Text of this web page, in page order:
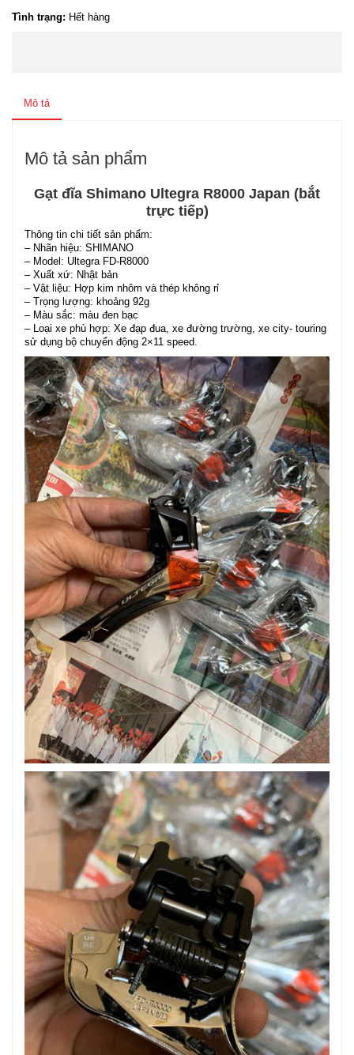
Tình trạng: Hết hàng
Mô tả
Mô tả sản phẩm
Gạt đĩa Shimano Ultegra R8000 Japan (bắt
trực tiếp)
Thông tin chi tiết sản phẩm:
– Nhãn hiệu: SHIMANO
– Model: Ultegra FD-R8000
– Xuất xứ: Nhật bản
– Vật liệu: Hợp kim nhôm và thép không rỉ
– Trọng lượng: khoảng 92g
– Màu sắc: màu đen bạc
– Loại xe phù hợp: Xe đạp đua, xe đường trường, xe city- touring
sử dụng bộ chuyển động 2×11 speed.